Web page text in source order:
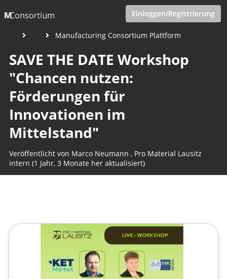
Einloggen/Registrierung
Manufacturing Consortium Plattform
SAVE THE DATE Workshop
"Chancen nutzen:
Förderungen für
Innovationen im
Mittelstand"
Veröffentlicht von Marco Neumann , Pro Material Lausitz
intern (1 Jahr, 3 Monate her aktualisiert)